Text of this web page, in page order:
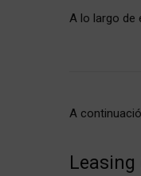
A lo largo de
A